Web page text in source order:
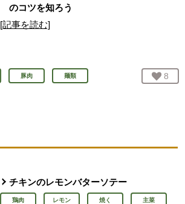
のコツを知ろう
[記事を読む]
豚肉 麺類 お気
8
チキンのレモンバターソテー
鶏肉 レモン 焼く 主菜